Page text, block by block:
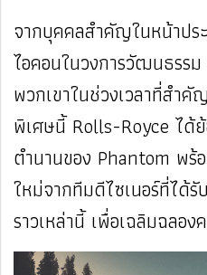
จากบุคคลสำคัญในหน้าปร
ไอคอนในวงการวัฒนธรร
พวกเขาในช่วงเวลาที่สำคั
พิเศษนี้ Rolls-Royce ได้
ตำนานของ Phantom พ
ใหม่จากทีมดีไซเนอร์ที่ได้รั
ราวเหล่านี้ เพื่อเฉลิมฉลอ